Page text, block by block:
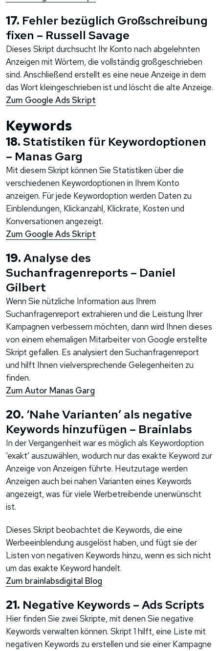
17. Fehler bezüglich Großschreibung
fixen – Russell Savage
Dieses Skript durchsucht Ihr Konto nach abgelehnten
Anzeigen mit Wörtern, die vollständig großgeschrieben
sind. Anschließend erstellt es eine neue Anzeige in dem
das Wort kleingeschrieben ist und löscht die alte Anzeige.
Zum Google Ads Skript
Keywords
18.Statistiken für Keywordoptionen
– Manas Garg
Mit diesem Skript können Sie Statistiken über die
verschiedenen Keywordoptionen in Ihrem Konto
anzeigen. Für jede Keywordoption werden Daten zu
Einblendungen, Klickanzahl, Klickrate, Kosten und
Konversationen angezeigt.
Zum Google Ads Skript
19.Analyse des
Suchanfragenreports – Daniel
Gilbert
Wenn Sie nützliche Information aus Ihrem
Suchanfragenreport extrahieren und die Leistung Ihrer
Kampagnen verbessern möchten, dann wird Ihnen dieses
von einem ehemaligen Mitarbeiter von Google erstellte
Skript gefallen. Es analysiert den Suchanfragenreport
und hilft Ihnen vielversprechende Gelegenheiten zu
finden.
Zum Autor Manas Garg
20. ‘Nahe Varianten’ als negative
Keywords hinzufügen – Brainlabs
In der Vergangenheit war es möglich als Keywordoption
‘exakt’ auszuwählen, wodurch nur das exakte Keyword zur
Anzeige von Anzeigen führte. Heutzutage werden
Anzeigen auch bei nahen Varianten eines Keywords
angezeigt, was für viele Werbetreibende unerwünscht
ist.
Dieses Skript beobachtet die Keywords, die eine
Werbeeinblendung ausgelöst haben, und fügt sie der
Listen von negativen Keywords hinzu, wenn es sich nicht
um das exakte Keyword handelt.
Zum brainlabsdigital Blog
21. Negative Keywords – Ads Scripts
Hier finden Sie zwei Skripte, mit denen Sie negative
Keywords verwalten können. Skript 1 hilft, eine Liste mit
negativen Keywords zu erstellen und sie einer Kampagne